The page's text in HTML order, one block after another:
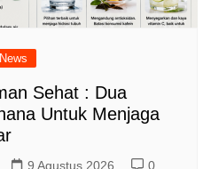
News
Sehat : Dua
Untuk Menjaga
9 Agustus 2026 0